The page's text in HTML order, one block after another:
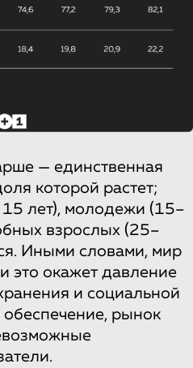
— единственная
которой растет;
лет), молодежи (15–
взрослых (25–
Иными словами, мир
это окажет давление
и социальной
рынок